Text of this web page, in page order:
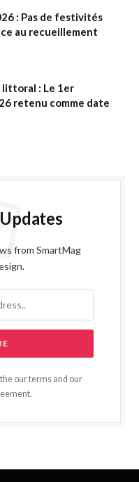
: Pas de festivités
au recueillement
littoral : Le 1er
retenu comme date
from SmartMag
our terms and our